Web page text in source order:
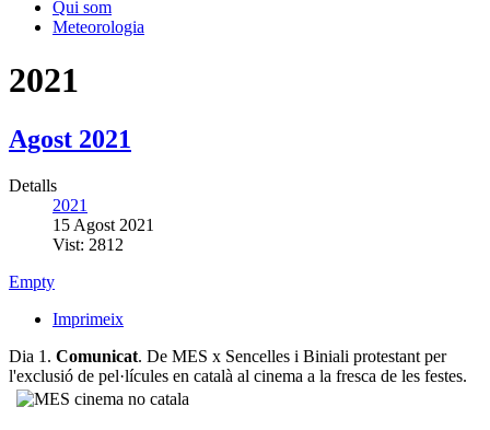
Qui som
Meteorologia
2021
Agost 2021
Detalls
2021
15 Agost 2021
Vist: 2812
Empty
Imprimeix
Dia 1. Comunicat. De MES x Sencelles i Biniali protestant per
l'exclusió de pel·lícules en català al cinema a la fresca de les festes.